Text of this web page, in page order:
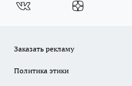
Заказать рекламу
Политика этики